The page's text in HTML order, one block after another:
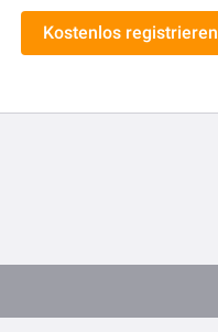
Kostenlos registrieren